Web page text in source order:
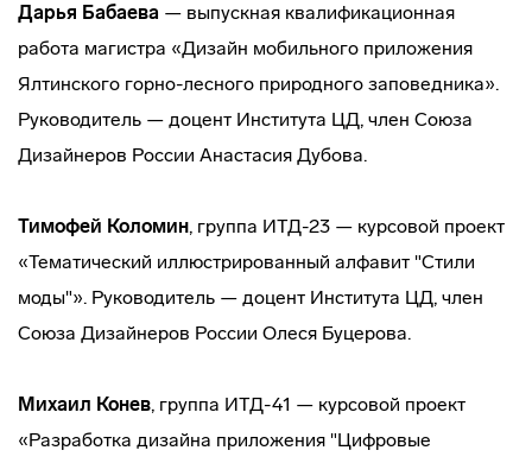
Дарья Бабаева — выпускная квалификационная
работа магистра «Дизайн мобильного приложения
Ялтинского горно-лесного природного заповедника».
Руководитель — доцент Института ЦД, член Союза
Дизайнеров России Анастасия Дубова.
Тимофей Коломин, группа ИТД-23 — курсовой проект
«Тематический иллюстрированный алфавит "Стили
моды"». Руководитель — доцент Института ЦД, член
Союза Дизайнеров России Олеся Буцерова.
Михаил Конев, группа ИТД-41 — курсовой проект
«Разработка дизайна приложения "Цифровые